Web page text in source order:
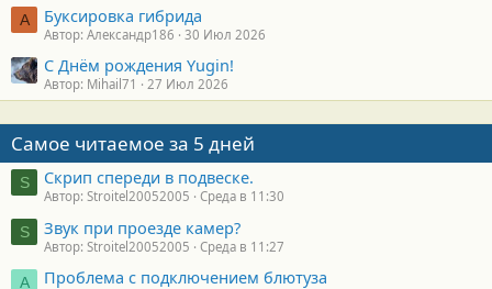
А Буксировка гибрида
Автор: Александр186 30 Июл 2026
С Днём рождения Yugin!
Автор: Mihail71 27 Июл 2026
Самое читаемое за 5 дней
S Скрип спереди в подвеске.
Автор: Stroitel20052005 Среда в 11:30
S Звук при проезде камер?
Автор: Stroitel20052005 Среда в 11:27
А Проблема с подключением блютуза